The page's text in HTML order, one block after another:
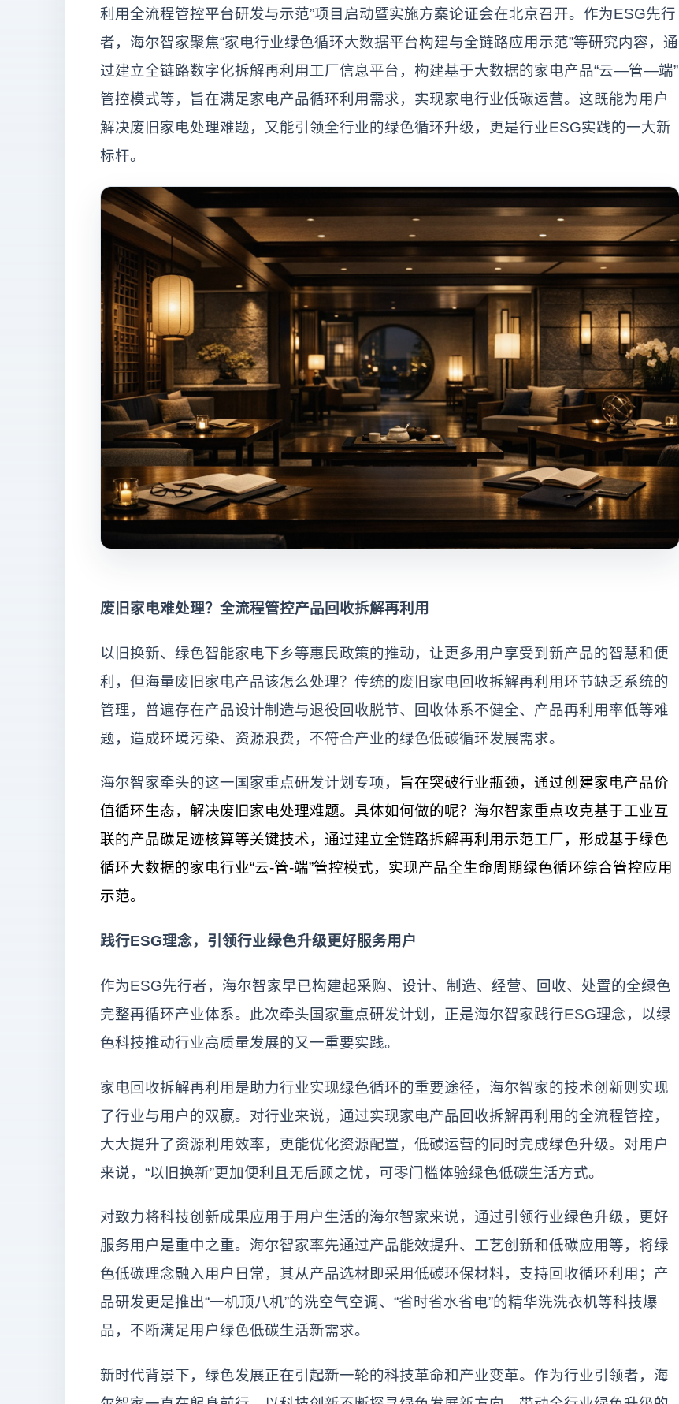
利用全流程管控平台研发与示范”项目启动暨实施方案论证会在北京召开。作为ESG先行
者，海尔智家聚焦“家电行业绿色循环大数据平台构建与全链路应用示范”等研究内容，通
过建立全链路数字化拆解再利用工厂信息平台，构建基于大数据的家电产品“云—管—端”
管控模式等，旨在满足家电产品循环利用需求，实现家电行业低碳运营。这既能为用户
解决废旧家电处理难题，又能引领全行业的绿色循环升级，更是行业ESG实践的一大新
标杆。
废旧家电难处理？全流程管控产品回收拆解再利用
以旧换新、绿色智能家电下乡等惠民政策的推动，让更多用户享受到新产品的智慧和便
利，但海量废旧家电产品该怎么处理？传统的废旧家电回收拆解再利用环节缺乏系统的
管理，普遍存在产品设计制造与退役回收脱节、回收体系不健全、产品再利用率低等难
题，造成环境污染、资源浪费，不符合产业的绿色低碳循环发展需求。
海尔智家牵头的这一国家重点研发计划专项， 旨在突破行业瓶颈，通过创建家电产品价
值循环生态，解决废旧家电处理难题。具体如何做的呢？海尔智家重点攻克基于工业互
联的产品碳足迹核算等关键技术，通过建立全链路拆解再利用示范工厂，形成基于绿色
循环大数据的家电行业“云-管-端”管控模式，实现产品全生命周期绿色循环综合管控应用
示范。
践行ESG理念，引领行业绿色升级更好服务用户
作为ESG先行者，海尔智家早已构建起采购、设计、制造、经营、回收、处置的全绿色
完整再循环产业体系。此次牵头国家重点研发计划，正是海尔智家践行ESG理念，以绿
色科技推动行业高质量发展的又一重要实践。
家电回收拆解再利用是助力行业实现绿色循环的重要途径，海尔智家的技术创新则实现
了行业与用户的双赢。对行业来说，通过实现家电产品回收拆解再利用的全流程管控，
大大提升了资源利用效率，更能优化资源配置，低碳运营的同时完成绿色升级。对用户
来说，“以旧换新”更加便利且无后顾之忧，可零门槛体验绿色低碳生活方式。
对致力将科技创新成果应用于用户生活的海尔智家来说，通过引领行业绿色升级，更好
服务用户是重中之重。海尔智家率先通过产品能效提升、工艺创新和低碳应用等，将绿
色低碳理念融入用户日常，其从产品选材即采用低碳环保材料，支持回收循环利用；产
品研发更是推出“一机顶八机”的洗空气空调、“省时省水省电”的精华洗洗衣机等科技爆
品，不断满足用户绿色低碳生活新需求。
新时代背景下，绿色发展正在引起新一轮的科技革命和产业变革。作为行业引领者，海